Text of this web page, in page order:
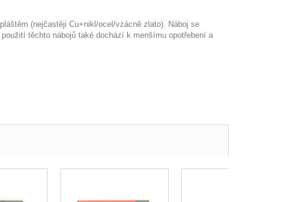
(nejčastěji Cu+nikl/ocel/vzácně zlato). Náboj se
těchto nábojů také dochází k menšímu opotřebení a